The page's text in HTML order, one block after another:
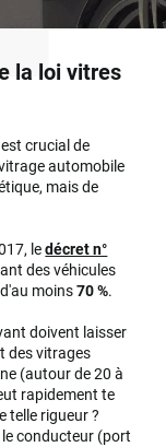
la loi vitres
crucial de
automobile
mais de
ledécret n°
des véhicules
moins70 %.
doivent laisser
des vitrages
(autour de 20 à
rapidement te
telle rigueur ?
conducteur (port